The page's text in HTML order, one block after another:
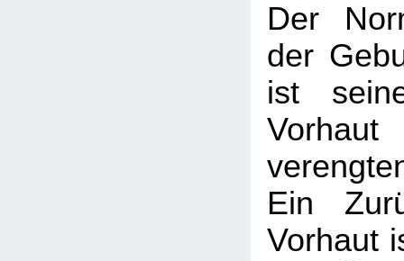
Der
der
ist
Ein
Vorhaut